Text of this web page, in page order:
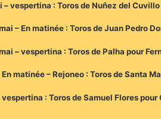
– vespertina : Toros de Nuñez del
– En matinée : Toros de Juan Pedro
– vespertina : Toros de Palha pour
matinée – Rejoneo : Toros de Santa
: Toros de Samuel Flores